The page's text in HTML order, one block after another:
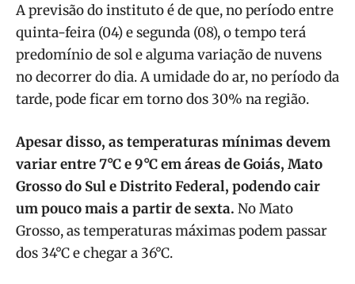
A previsão do instituto é de que, no período entre
quinta-feira (04) e segunda (08), o tempo terá
predomínio de sol e alguma variação de nuvens
no decorrer do dia. A umidade do ar, no período da
tarde, pode ficar em torno dos 30% na região.
Apesar disso, as temperaturas mínimas devem
variar entre 7°C e 9°C em áreas de Goiás, Mato
Grosso do Sul e Distrito Federal, podendo cair
um pouco mais a partir de sexta. No Mato
Grosso, as temperaturas máximas podem passar
dos 34°C e chegar a 36°C.